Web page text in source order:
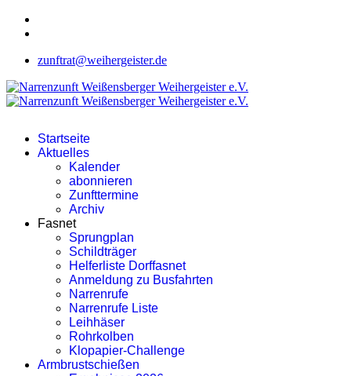
zunftrat@weihergeister.de
Startseite
Aktuelles
Kalender
abonnieren
Zunfttermine
Archiv
Fasnet
Sprungplan
Schildträger
Helferliste Dorffasnet
Anmeldung zu Busfahrten
Narrenrufe
Narrenrufe Liste
Leihhäser
Rohrkolben
Klopapier-Challenge
Armbrustschießen